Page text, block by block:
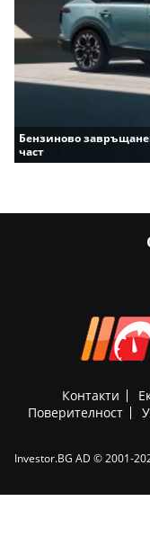
Бензиново
част
Контакти
Поверителност
Investor.BG AD © 2001-